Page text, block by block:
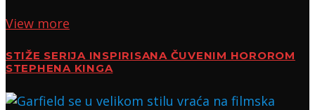
View more
STIŽE SERIJA INSPIRISANA ČUVENIM HOROROM
STEPHENA KINGA